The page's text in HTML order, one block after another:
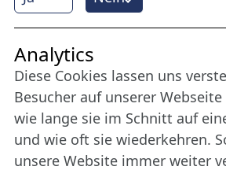
Internet Partner
Analytics
Diese Cookies lassen uns
Besucher auf unserer
wie lange sie im Schnitt auf
und wie oft sie wiederkehren.
unsere Website immer weiter